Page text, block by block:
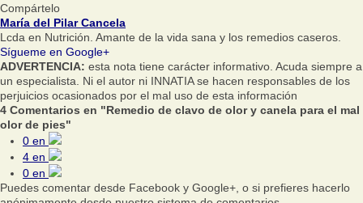
Compártelo
María del Pilar Cancela
Lcda en Nutrición. Amante de la vida sana y los remedios caseros.
Sígueme en Google+
ADVERTENCIA: esta nota tiene carácter informativo. Acuda siempre a
un especialista. Ni el autor ni INNATIA se hacen responsables de los
perjuicios ocasionados por el mal uso de esta información
4 Comentarios en "Remedio de clavo de olor y canela para el mal
olor de pies"
0 en
4 en
0 en
Puedes comentar desde Facebook y Google+, o si prefieres hacerlo